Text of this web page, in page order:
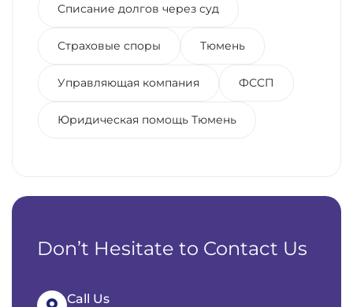
Списание долгов через суд
Страховые споры Тюмень
Управляющая компания ФССП
Юридическая помощь Тюмень
Don’t Hesitate to Contact Us
Call Us